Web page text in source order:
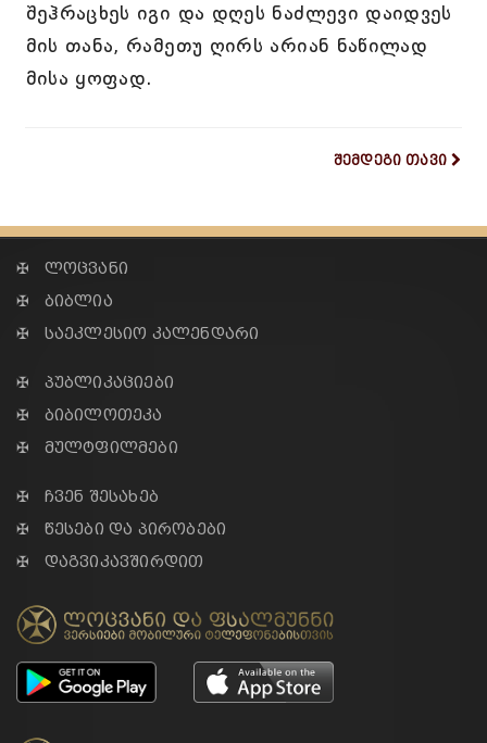
შეჰრაცხეს იგი და დღეს ნაძლევი დაიდვეს
მის თანა, რამეთუ ღირს არიან ნაწილად
მისა ყოფად.
შემდეგი თავი
✠ ლოცვანი
✠ ბიბლია
✠ საეკლესიო კალენდარი
✠ პუბლიკაციები
✠ ბიბილოთეკა
✠ მულტფილმები
✠ ჩვენ შესახებ
✠ წესები და პირობები
✠ დაგვიკავშირდით